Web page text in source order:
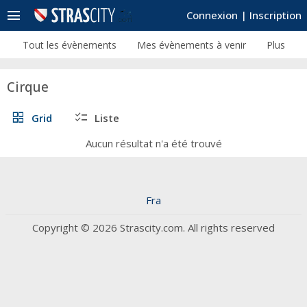
Connexion | Inscription
menu
Tout les évènements Mes évènements à venir Plus
Cirque
grid_view Grid checklist Liste
Aucun résultat n'a été trouvé
Fra
Copyright © 2026 Strascity.com. All rights reserved